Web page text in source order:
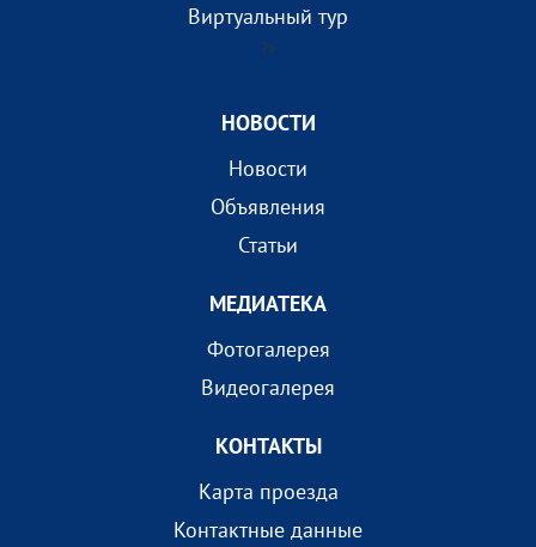
Виртуальный тур
?>
НОВОСТИ
Новости
Объявления
Статьи
МEДИАТEКА
Фотогалерея
Видеогалерея
КОНТАКТЫ
Карта проезда
Контактные данные